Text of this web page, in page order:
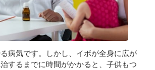
病気です。しかし、イボが全身に広が
するまでに時間がかかると、子供もつ